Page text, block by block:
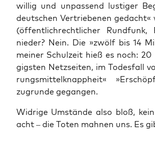
wil­lig und unpas­send lus­ti­ger
deut­schen Ver­trie­be­nen
(öffent­lich­recht­li­cher Rund­funk,
nie­der? Nein. Die »zwölf bis 14
mei­ner Schul­zeit hieß es noch:
gigs­ten Netz­sei­ten, im Todes­fall
rungs­mit­tel­knapp­heit«
zugrun­de gegangen.
Wid­ri­ge Umstän­de also bloß,
acht – die Toten mah­nen uns. Es